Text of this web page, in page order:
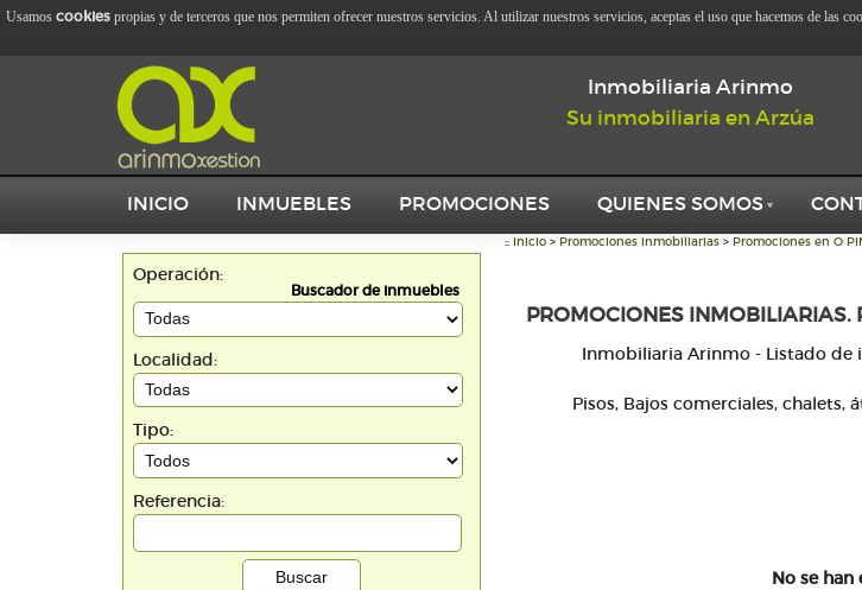
Inmobiliaria Arinmo
Su inmobiliaria en Arzúa
INICIO INMUEBLES PROMOCIONES QUIENES SOMOS
Buscador de inmuebles
Operación:
Localidad:
Tipo:
Referencia:
:: Inicio > Promociones inmobiliarias > Promociones en O
PROMOCIONES INMOBILIARIAS.
Inmobiliaria Arinmo - Listado de
Pisos, Bajos comerciales, chalets,
No se
Usamos cookies propias y de terceros que nos permiten ofrecer nuestros servicios. Al utilizar nuestros servicios, aceptas el uso que hacemos de las